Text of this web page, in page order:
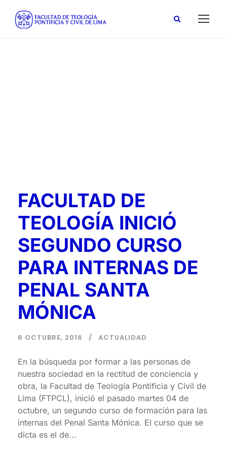
FACULTAD DE
TEOLOGÍA INICIÓ
SEGUNDO CURSO
PARA INTERNAS DE
PENAL SANTA
MÓNICA
6 OCTUBRE, 2016 ACTUALIDAD
En la búsqueda por formar a las personas de
nuestra sociedad en la rectitud de conciencia y
obra, la Facultad de Teología Pontificia y Civil de
Lima (FTPCL), inició el pasado martes 04 de
octubre, un segundo curso de formación para las
internas del Penal Santa Mónica. El curso que se
dicta es el de...